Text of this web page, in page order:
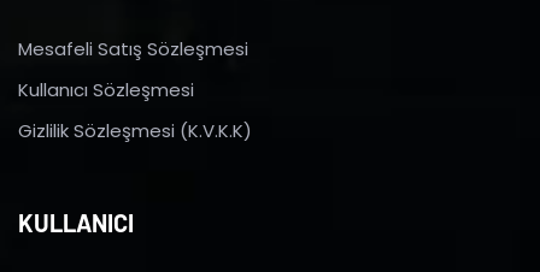
Mesafeli Satış Sözleşmesi
Kullanıcı Sözleşmesi
Gizlilik Sözleşmesi (K.V.K.K)
KULLANICI